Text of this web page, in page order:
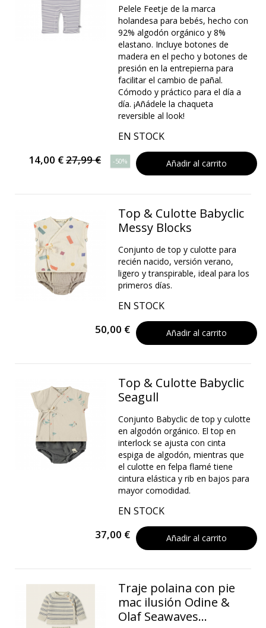
Pelele Feetje de la marca
holandesa para bebés, hecho con
92% algodón orgánico y 8%
elastano. Incluye botones de
madera en el pecho y botones de
presión en la entrepierna para
facilitar el cambio de pañal.
Cómodo y práctico para el día a
día. ¡Añádele la chaqueta
reversible al look!
EN STOCK
14,00 €27,99 € -50% Añadir al carrito
Top & Culotte Babyclic
Messy Blocks
Conjunto de top y culotte para
recién nacido, versión verano,
ligero y transpirable, ideal para los
primeros días.
EN STOCK
50,00 € Añadir al carrito
Top & Culotte Babyclic
Seagull
Conjunto Babyclic de top y culotte
en algodón orgánico. El top en
interlock se ajusta con cinta
espiga de algodón, mientras que
el culotte en felpa flamé tiene
cintura elástica y rib en bajos para
mayor comodidad.
EN STOCK
37,00 € Añadir al carrito
Traje polaina con pie
mac ilusión Odine &
Olaf Seawaves...